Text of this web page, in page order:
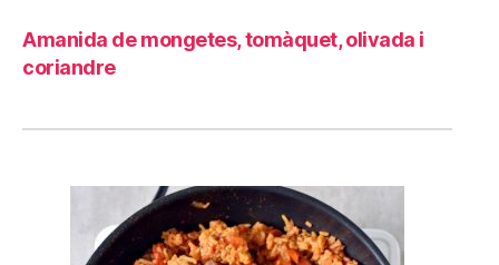
Amanida de mongetes, tomàquet, olivada i
coriandre